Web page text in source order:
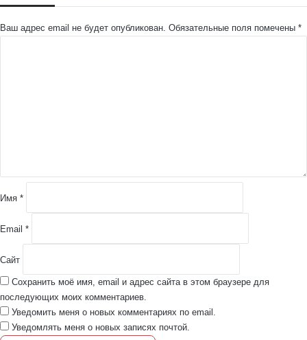
Ваш адрес email не будет опубликован. Обязательные поля помечены *
и
йИмя *
Email *
Сайт
Сохранить моё имя, email и адрес сайта в этом браузере для
последующих моих комментариев.
Уведомить меня о новых комментариях по email.
Уведомлять меня о новых записях почтой.